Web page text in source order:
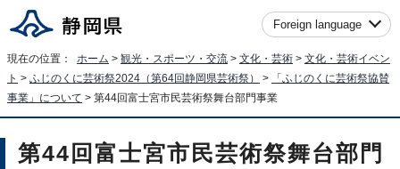
Foreign language
現在の位置： ホーム > 観光・スポーツ・交流 > 文化・芸術 > 文化・芸術イベン
ト > ふじのくに芸術祭2024（第64回静岡県芸術祭） >
「ふじのくに芸術祭協賛
事業」について > 第44回富士宮市民芸術祭舞台部門事業
第44回富士宮市民芸術祭舞台部門